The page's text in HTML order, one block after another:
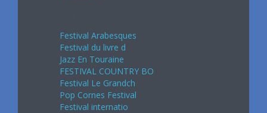
Festival Arabesques
Festival du livre d
Jazz En Touraine
FESTIVAL COUNTRY BO
Festival Le Grandch
Pop Cornes Festival
Festival internatio